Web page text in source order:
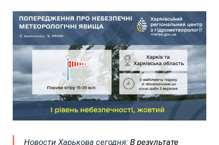
Новости Харькова сегодня: В результате